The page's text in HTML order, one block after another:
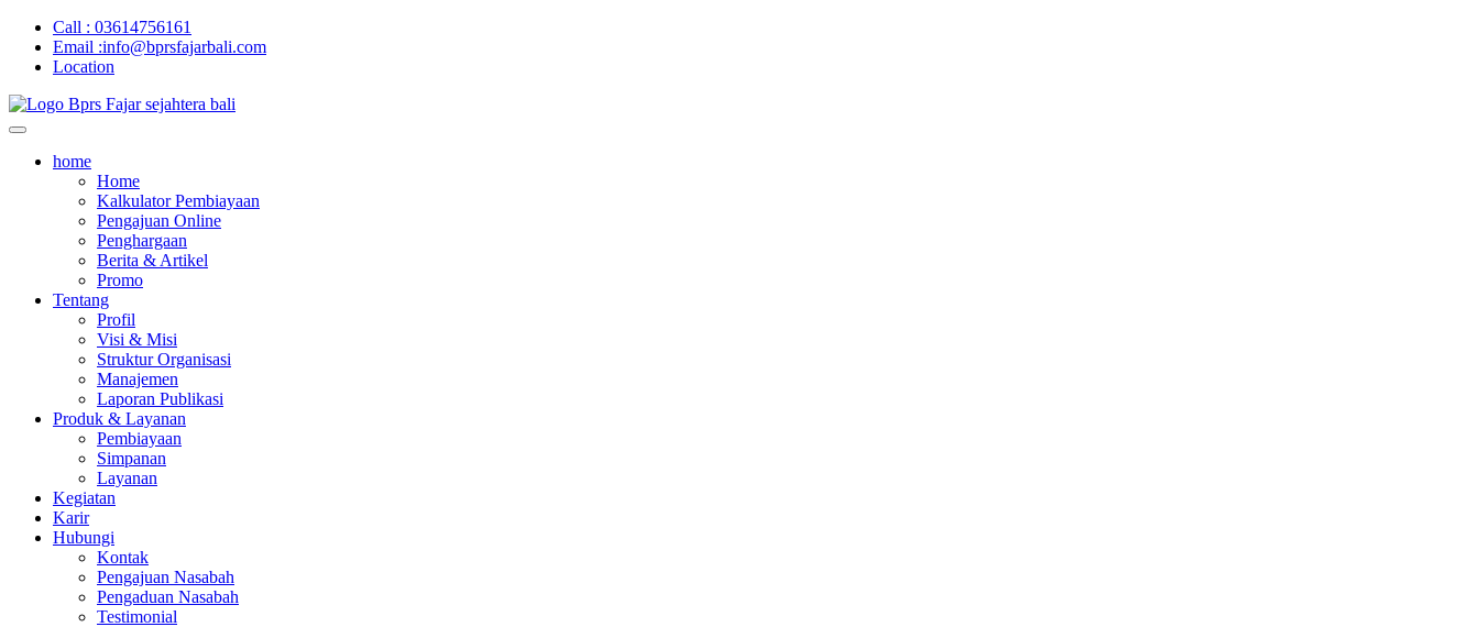
Call : 03614756161
Email :info@bprsfajarbali.com
Location
home
Home
Kalkulator Pembiayaan
Pengajuan Online
Penghargaan
Berita & Artikel
Promo
Tentang
Profil
Visi & Misi
Struktur Organisasi
Manajemen
Laporan Publikasi
Produk & Layanan
Pembiayaan
Simpanan
Layanan
Kegiatan
Karir
Hubungi
Kontak
Pengajuan Nasabah
Pengaduan Nasabah
Testimonial